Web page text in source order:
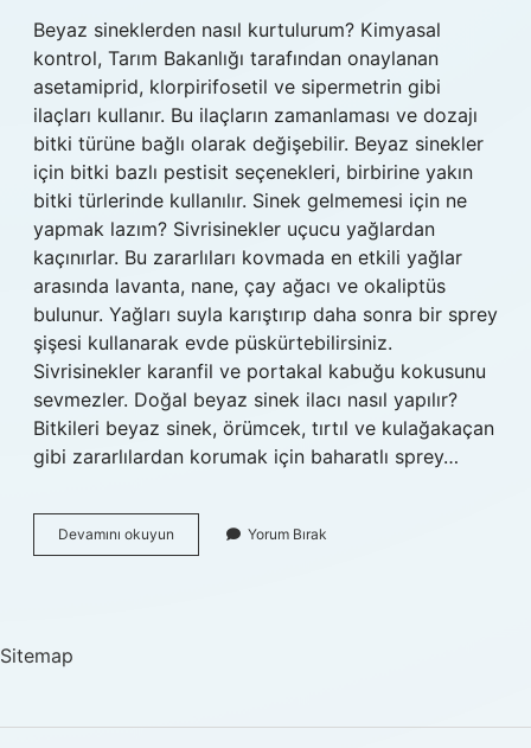
Beyaz sineklerden nasıl kurtulurum? Kimyasal
kontrol, Tarım Bakanlığı tarafından onaylanan
asetamiprid, klorpirifosetil ve sipermetrin gibi
ilaçları kullanır. Bu ilaçların zamanlaması ve dozajı
bitki türüne bağlı olarak değişebilir. Beyaz sinekler
için bitki bazlı pestisit seçenekleri, birbirine yakın
bitki türlerinde kullanılır. Sinek gelmemesi için ne
yapmak lazım? Sivrisinekler uçucu yağlardan
kaçınırlar. Bu zararlıları kovmada en etkili yağlar
arasında lavanta, nane, çay ağacı ve okaliptüs
bulunur. Yağları suyla karıştırıp daha sonra bir sprey
şişesi kullanarak evde püskürtebilirsiniz.
Sivrisinekler karanfil ve portakal kabuğu kokusunu
sevmezler. Doğal beyaz sinek ilacı nasıl yapılır?
Bitkileri beyaz sinek, örümcek, tırtıl ve kulağakaçan
gibi zararlılardan korumak için baharatlı sprey…
Devamını okuyun
Sinek
Yorum Bırak
Sitemap